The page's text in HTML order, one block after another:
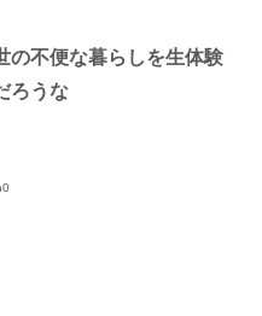
の不便な暮らしを生体験
ろうな